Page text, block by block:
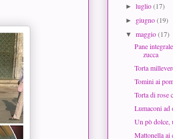
►luglio(17)
► giugno(19)
▼maggio(17)
Pane
zucca
Torta
Tomini ai
Torta di rose
Lumaconi ad
Un pò dolce,
Mattonella ai